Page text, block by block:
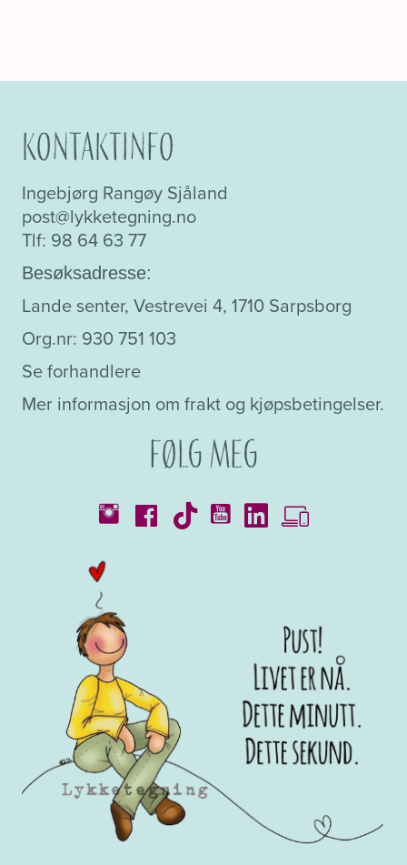
Kontaktinfo
Ingebjørg Rangøy Sjåland
post@lykketegning.no
Tlf: 98 64 63 77
Besøksadresse:
Lande senter, Vestrevei 4, 1710 Sarpsborg
Org.nr: 930 751 103
Se forhandlere
Mer informasjon om frakt og kjøpsbetingelser.
Følg meg
Kataloger